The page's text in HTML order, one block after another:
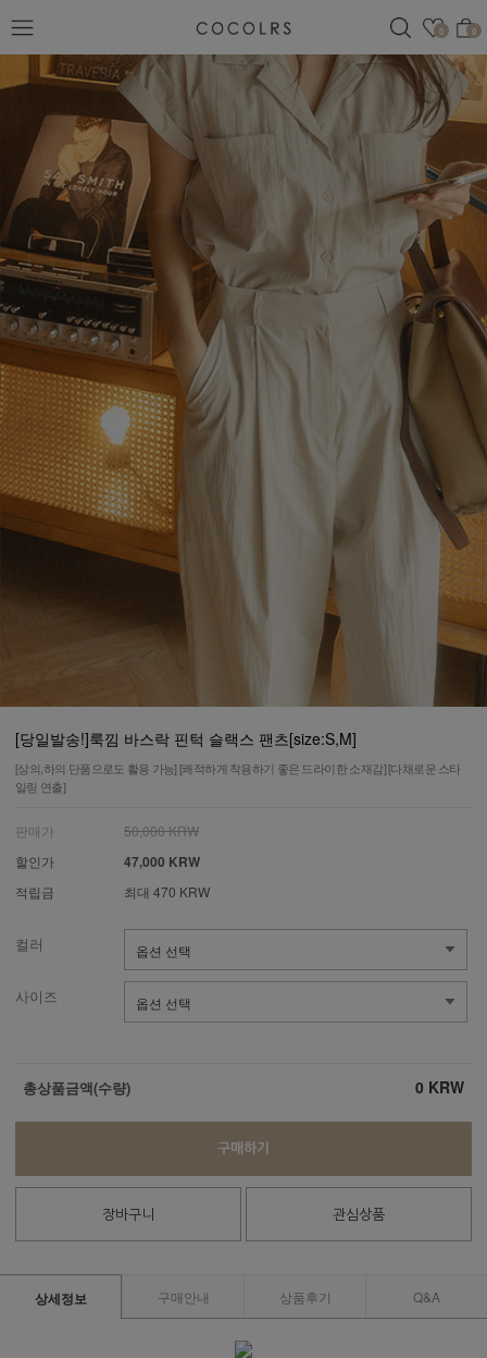
관심
0 0
검색
[당일발송!]룩낌 바스락 핀턱 슬랙스 팬츠[size:S,M]
[상의,하의 단품으로도 활용 가능] [쾌적하게 착용하기 좋은 드라이한 소재감] [다채로운 스타
일링 연출]
판매가
50,000 KRW
할인가
47,000 KRW
적립금 최대 470 KRW
컬러
사이즈
총상품금액(수량) 0 KRW
구매하기
장바구니 관심상품
상세정보 구매안내 상품후기 Q&A